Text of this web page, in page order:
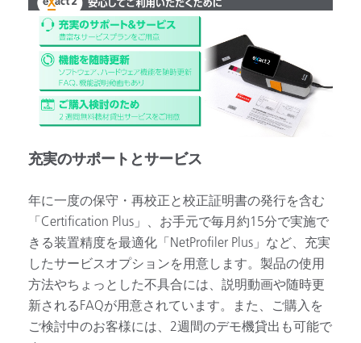
充実のサポートとサービス
年に一度の保守・再校正と校正証明書の発行を含む
「Certification Plus」、お手元で毎月約15分で実施で
きる装置精度を最適化「NetProfiler Plus」など、充実
したサービスオプションを用意します。製品の使用
方法やちょっとした不具合には、説明動画や随時更
新されるFAQが用意されています。また、ご購入を
ご検討中のお客様には、2週間のデモ機貸出も可能で